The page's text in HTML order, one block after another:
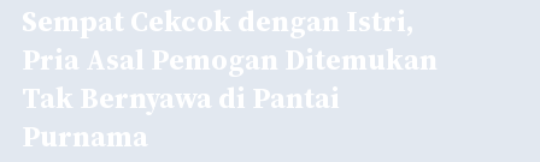
Sempat Cekcok dengan Istri,
Pria Asal Pemogan Ditemukan
Tak Bernyawa di Pantai
Purnama